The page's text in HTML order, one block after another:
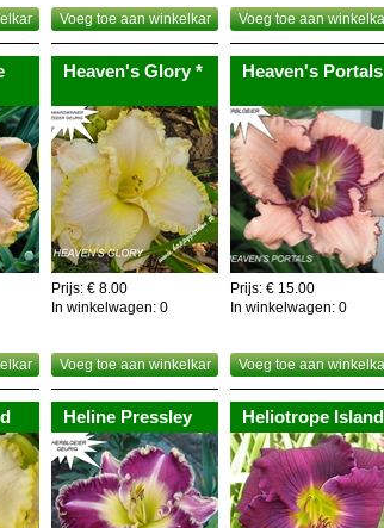
Voeg toe aan winkelkar Voeg toe aan
Heaven's Glory *
Prijs: € 8.00
In winkelwagen: 0
Voeg toe aan winkelkar
Heaven's Portals
Prijs: € 15.00
In winkelwagen: 0
Voeg toe aan
Heline Pressley Heliotrope Island